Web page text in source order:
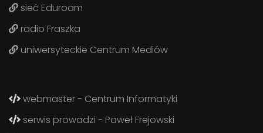
sieć Eduroam
radio Fraszka
uniwersyteckie Centrum Mediów
webmaster - Centrum Informatyki
serwis prowadzi - Paweł Frejowski